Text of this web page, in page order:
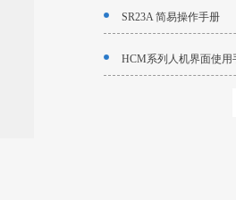
SR23A 简易操作手册
HCM系列人机界面使用